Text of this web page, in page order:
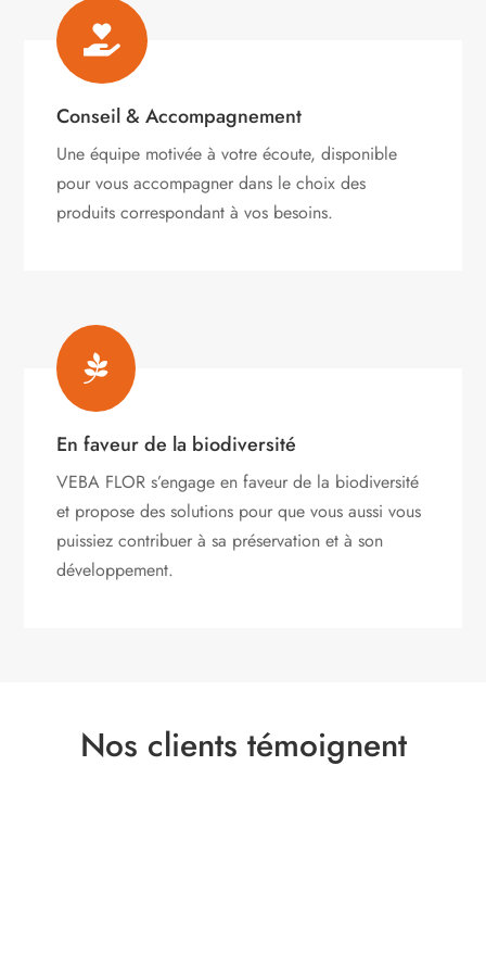

Conseil & Accompagnement
Une équipe motivée à votre écoute, disponible
pour vous accompagner dans le choix des
produits correspondant à vos besoins.

En faveur de la biodiversité
VEBA FLOR s’engageen faveur de la biodiversité
et propose des solutions pour que vous aussi vous
puissiez contribuer à sa préservation et à son
développement.
Nos clients témoignent